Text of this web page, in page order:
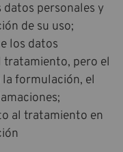
datos personales y
de su uso;
los datos
tratamiento, pero el
formulación, el
al tratamiento en